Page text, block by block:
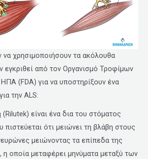
να χρησιμοποιήσουν τα ακόλουθα
από τον Οργανισμό Τροφίμων
(FDA) για να υποστηρίξουν ένα
την ALS:
είναι ένα δια του στόματος
ότι μειώνει τη βλάβη στους
μειώνοντας τα επίπεδα της
η οποία μεταφέρει μηνύματα μεταξύ των